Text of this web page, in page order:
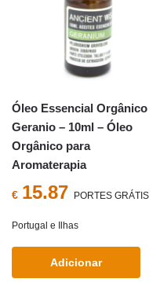
Óleo Essencial Orgânico
Geranio – 10ml – Óleo
Orgânico para
Aromaterapia
€ 15.87 PORTES GRÁTIS
Portugal e Ilhas
Adicionar